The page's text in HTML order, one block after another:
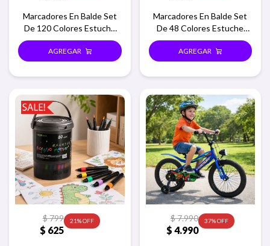
Marcadores En Balde Set
De 120 Colores Estuche
Redondo
Marcadores En Balde Set
De 48 Colores Estuche
Redondo
$ 625
$799 21
$ 4.990
$7.990 37